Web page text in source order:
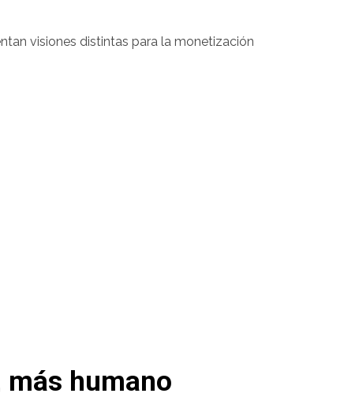
visiones distintas para la monetización
humano